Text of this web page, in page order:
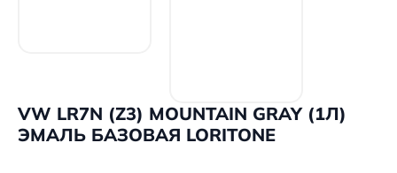
VW LR7N (Z3) MOUNTAIN GRAY (1Л)
ЭМАЛЬ БАЗОВАЯ LORITONE